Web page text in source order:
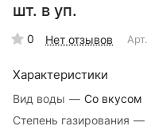
шт. в уп.
0 Нет отзывов Арт.
Характеристики
Вид воды — Со вкусом
Степень газирования —